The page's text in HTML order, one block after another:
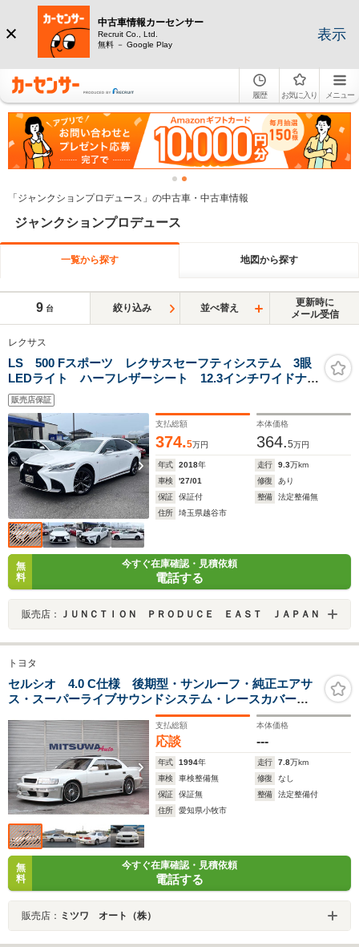
中古車情報カーセンサー
Recruit Co., Ltd.
無料 － Google Play
表示
履歴 お気に入り メニュー
「ジャンクションプロデュース」の中古車・中古車情報
ジャンクションプロデュース
一覧から探す 地図から探す
9 台 絞り込み 並べ替え
更新時に
メール受信
レクサス
LS 500 Fスポーツ レクサスセーフティシステム 3眼
LEDライト ハーフレザーシート 12.3インチワイドナ
ビ パノラミックビューモニター デジタルインナーミ
ラー パワートランクリッド
販売店保証
支払総額
374.5万円
本体価格
364.5万円
年式 2018年 走行 9.3万km
車検
'27/01 修復
あり
保証
保証付 整備
法定整備無
住所
埼玉県越谷市
無
料
今すぐ在庫確認・見積依頼
電話する
販売店： ＪＵＮＣＴＩＯＮ ＰＲＯＤＵＣＥ ＥＡＳＴ ＪＡＰＡＮ
トヨタ
セルシオ 4.0 C仕様 後期型・サンルーフ・純正エアサ
ス・スーパーライブサウンドシステム・レースカバー・
エフテックフルエアロ・EMITZ19AW・エアサスコントロ
ーラー・クリアーウインカー・社外マフラー・コンビハ
ン・ETC
支払総額
応談
本体価格
---
年式 1994年 走行 7.8万km
車検
車検整備無 修復
なし
保証
保証無 整備
法定整備付
住所
愛知県小牧市
無
料
今すぐ在庫確認・見積依頼
電話する
販売店： ミツワ オート（株）